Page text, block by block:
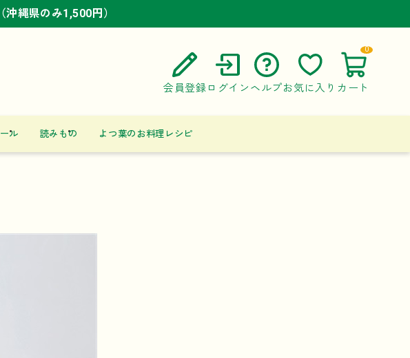
縄県のみ1,500円）
縄県のみ1,500円）
縄県のみ1,500円）
会員登録 ログイン ヘルプ
ご利用ガイド
お問い合わせ
お気に入り カート
0
ル 読みもの よつ葉のお料理レシピ